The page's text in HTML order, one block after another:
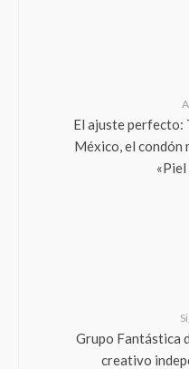
El ajuste perfecto:
México, el condón
«Piel
Grupo Fantástica
creativo